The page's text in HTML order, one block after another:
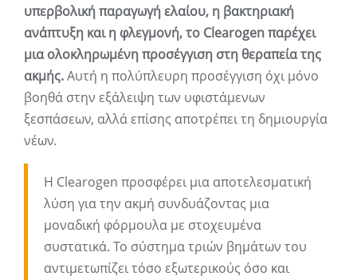
υπερβολική παραγωγή ελαίου, η βακτηριακή
ανάπτυξη και η φλεγμονή, το Clearogen παρέχει
μια ολοκληρωμένη προσέγγιση στη θεραπεία της
ακμής.Αυτή η πολύπλευρη προσέγγιση όχι μόνο
βοηθά στην εξάλειψη των υφιστάμενων
ξεσπάσεων, αλλά επίσης αποτρέπει τη δημιουργία
νέων.
Η Clearogen προσφέρει μια αποτελεσματική
λύση για την ακμή συνδυάζοντας μια
μοναδική φόρμουλα με στοχευμένα
συστατικά. Το σύστημα τριών βημάτων του
αντιμετωπίζει τόσο εξωτερικούς όσο και